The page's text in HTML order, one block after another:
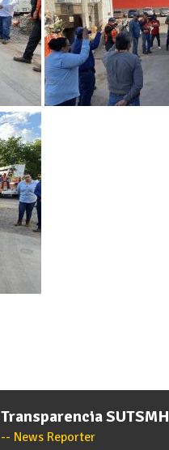
Transparencia SUTSMH
News Reporter